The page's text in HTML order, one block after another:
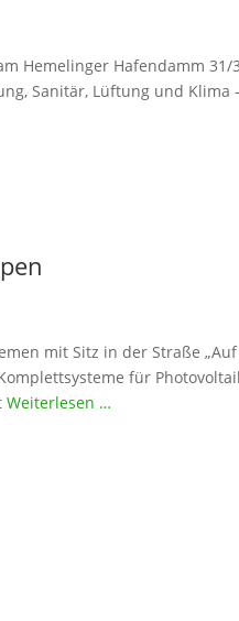
Hemelinger Hafendamm
Sanitär, Lüftung und Klima
mit Sitz in der Straße
für
Weiterlesen …